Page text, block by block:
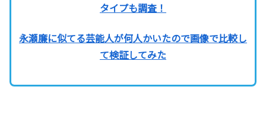
タイプも調査！
永瀬廉に似てる芸能人が何人かいたので画像で比較し
て検証してみた